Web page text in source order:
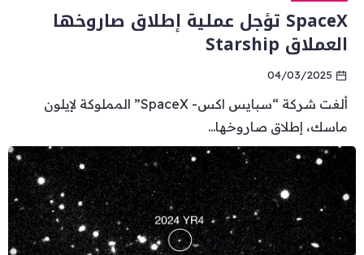
SpaceX تؤجل عملية إطلاق صاروخها
العملاق Starship
04/03/2025
ألغت شركة “سبايس اكس- SpaceX” المملوكة لإيلون
ماسك، إطلاق صاروخها...